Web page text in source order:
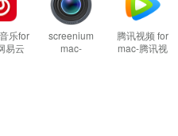
务软件酷我音乐。专为Mac用户量
前所未有的视听享受！海量无损在线
乐for
易云
screenium
mac-
腾讯视频 for
mac-腾讯视